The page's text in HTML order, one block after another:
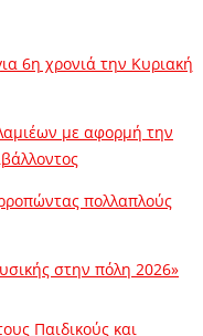
6η χρονιά την Κυριακή
με αφορμή την
πολλαπλούς
στην πόλη 2026»
Παιδικούς και